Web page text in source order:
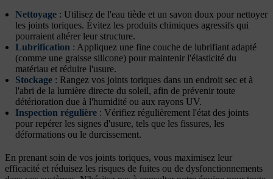
Nettoyage : Utilisez de l'eau tiède et un savon doux pour nettoyer
les joints toriques. Évitez les produits chimiques agressifs qui
pourraient altérer leur structure.
Lubrification : Appliquez une fine couche de lubrifiant adapté
(comme une graisse silicone) pour maintenir l'élasticité du
matériau et réduire l'usure.
Stockage : Rangez vos joints toriques dans un endroit sec et à
l'abri de la lumière directe du soleil, afin de prévenir toute
détérioration due à l'humidité ou aux rayons UV.
Inspection régulière : Vérifiez régulièrement l'état des joints
pour repérer les signes d'usure, tels que les fissures, les
déformations ou le durcissement.
En prenant soin de vos joints toriques, vous maximisez leur
efficacité et réduisez les risques de fuites ou de dysfonctionnements